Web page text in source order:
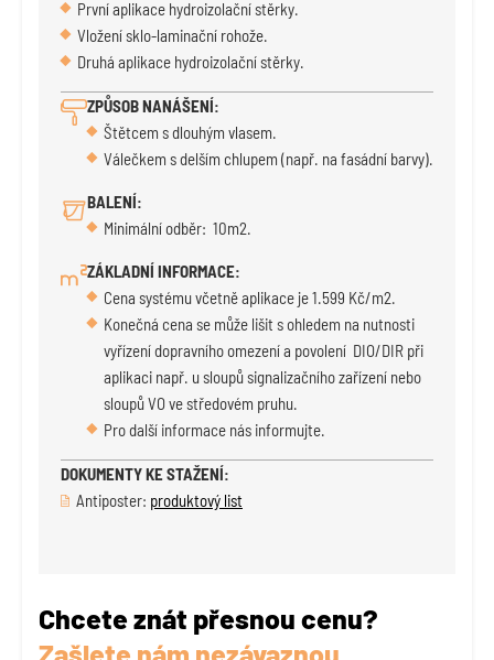
První aplikace hydroizolační stěrky.
Vložení sklo-laminační rohože.
Druhá aplikace hydroizolační stěrky.
ZPŮSOB NANÁŠENÍ:
Štětcem s dlouhým vlasem.
Válečkem s delším chlupem (např. na fasádní barvy).
BALENÍ:
Minimální odběr: 10m2.
ZÁKLADNÍ INFORMACE:
Cena systému včetně aplikace je 1.599 Kč/m2.
Konečná cena se může lišit s ohledem na nutnosti
vyřízení dopravního omezení a povolení DIO/DIR při
aplikaci např. u sloupů signalizačního zařízení nebo
sloupů VO ve středovém pruhu.
Pro další informace nás informujte.
DOKUMENTY KE STAŽENÍ:
Antiposter: produktový list
Chcete znát přesnou cenu?